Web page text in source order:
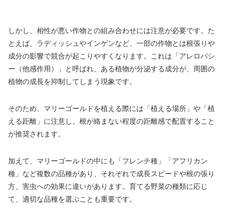
しかし、相性が悪い作物との組み合わせには注意が必要です。た
とえば、ラディッシュやインゲンなど、一部の作物とは根張りや
成分の影響で競合が起こりやすくなります。これは「アレロパシ
ー（他感作用）」と呼ばれ、ある植物が分泌する成分が、周囲の
植物の成長を抑制してしまう現象です。
そのため、マリーゴールドを植える際には「植える場所」や「植
える距離」に注意し、根が絡まない程度の距離感で配置すること
が推奨されます。
加えて、マリーゴールドの中にも「フレンチ種」「アフリカン
種」など複数の品種があり、それぞれで成長スピードや根の張り
方、害虫への効果に違いがあります。育てる野菜の種類に応じ
て、適切な品種を選ぶことも重要です。